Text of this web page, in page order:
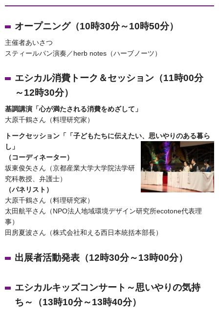
オープニング（10時30分～10時50分）
主催者あいさつ
スティールパン演奏／herb notes（ハーブノーツ）
エシカル消費トーク＆セッション（11時00分
～12時30分）
基調講演「心が満たされる消費をめざして」
大原千鶴さん（料理研究家）
トークセッション「「子どもたちに伝えたい、思いやりのある暮ら
し」
（コーディネーター）
坂東俊矢さん（京都産業大学大学院法学研
究科教授、弁護士）
（パネリスト）
大原千鶴さん（料理研究家）
太田航平さん（NPO法人地域環境デザイン研究所ecotone代表理
事）
田房夏波さん（株式会社和える西日本統括本部長）
出展者活動発表（12時30分～13時00分）
エシカルキッズコンサート～思いやりの気持
ち～（13時10分～13時40分）